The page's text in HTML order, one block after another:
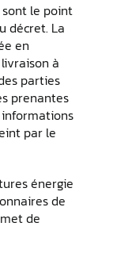
sont le point
décret. La
en
à
parties
prenantes
par le
énergie
de
de